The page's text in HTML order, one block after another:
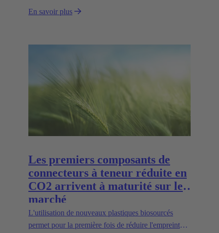
dépannage et à réduire les temps d'arrêt.
En savoir plus
Les premiers composants de
connecteurs à teneur réduite en
CO2 arrivent à maturité sur le
marché
L'utilisation de nouveaux plastiques biosourcés
permet pour la première fois de réduire l'empreinte